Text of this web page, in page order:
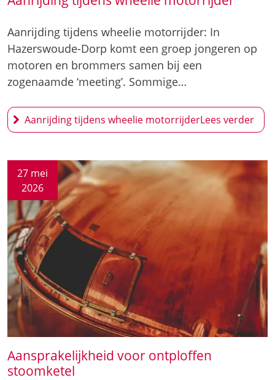
Aanrijding tijdens wheelie motorrijder: In
Hazerswoude-Dorp komt een groep jongeren op
motoren en brommers samen bij een
zogenaamde ‘meeting’. Sommige…
Aanrijding tijdens wheelie motorrijder
27 mei
2026
Aansprakelijkheid voor ontploffen
stoomketel